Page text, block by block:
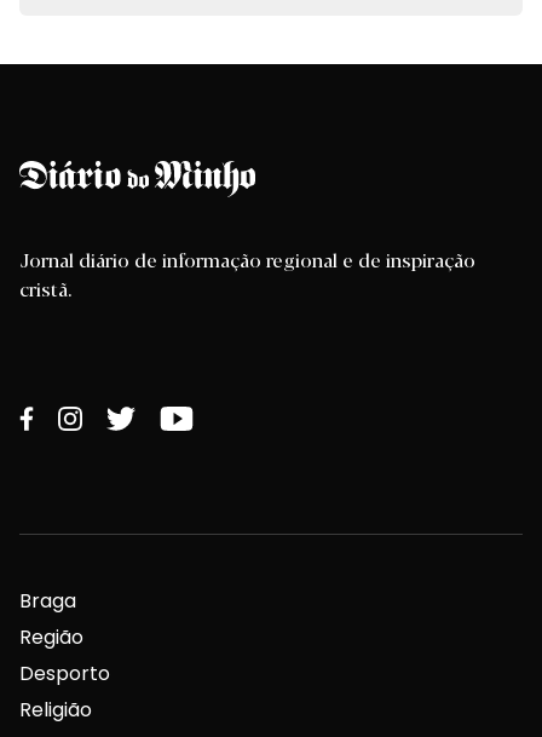
Jornal diário de informação regional e de inspiração
cristã.
Braga
Região
Desporto
Religião